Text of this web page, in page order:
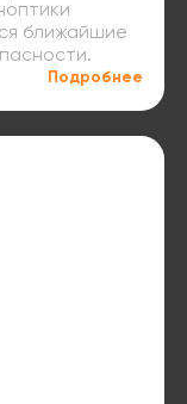
ближайшие
Подробнее